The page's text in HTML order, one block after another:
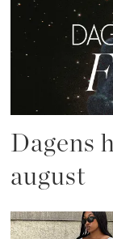
Dagens
august